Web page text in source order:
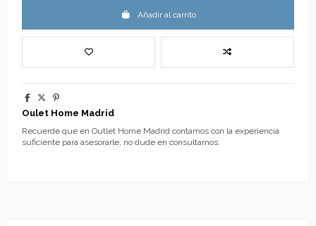
Añadir al carrito
Oulet Home Madrid
Recuerde que en Outlet Home Madrid contamos con la experiencia
suficiente para asesorarle, no dude en consultarnos.